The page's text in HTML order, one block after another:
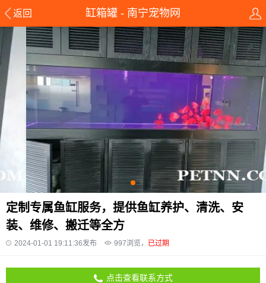
返回 缸箱罐 - 南宁宠物网
定制专属鱼缸服务，提供鱼缸养护、清洗、安
装、维修、搬迁等全方
2024-01-01 19:11:36发布 997浏览， 已过期
点击查看联系方式